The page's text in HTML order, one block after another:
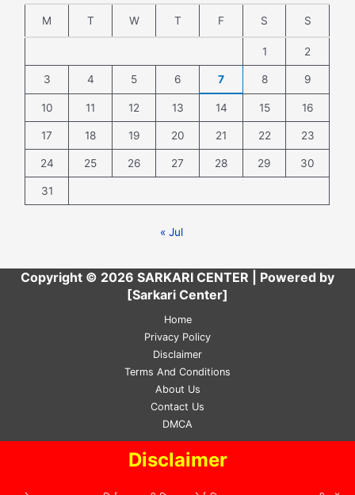
M T W T F S S
1 2
3 4 5 6 7 8 9
10 11 12 13 14 15 16
17 18 19 20 21 22 23
24 25 26 27 28 29 30
31
« Jul
Copyright © 2026 SARKARI CENTER | Powered by
[Sarkari Center]
Home
Privacy Policy
Disclaimer
Terms And Conditions
About Us
Contact Us
DMCA
Disclaimer